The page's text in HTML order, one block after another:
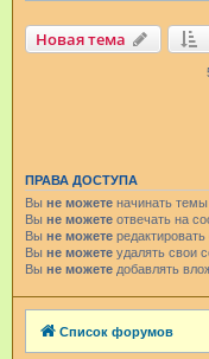
Новая тема
ПРАВА ДОСТУПА
Вы не можете начинать темы
Вы не можете отвечать на
Вы не можете
Вы не можете удалять свои
Вы не можете добавлять
Список форумов